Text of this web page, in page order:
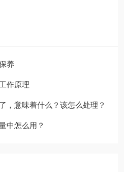
养
作原理
，意味着什么？该怎么处理？
中怎么用？